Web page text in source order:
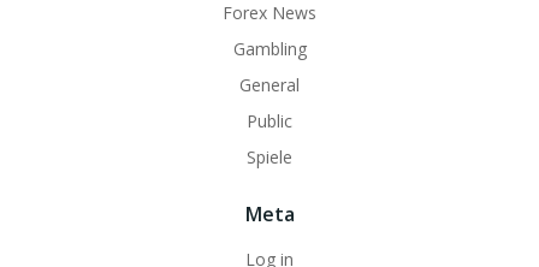
Forex News
Gambling
General
Public
Spiele
Meta
Log in